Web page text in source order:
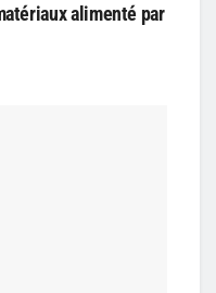
alimenté par